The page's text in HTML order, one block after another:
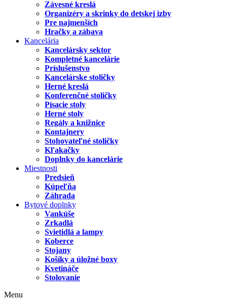
Závesné kreslá
Organizéry a skrinky do detskej izby
Pre najmenších
Hračky a zábava
Kancelária
Kancelársky sektor
Kompletné kancelárie
Príslušenstvo
Kancelárske stoličky
Herné kreslá
Konferenčné stoličky
Písacie stoly
Herné stoly
Regály a knižnice
Kontajnery
Stohovateľné stoličky
Kľakačky
Doplnky do kancelárie
Miestnosti
Predsieň
Kúpeľňa
Záhrada
Bytové doplnky
Vankúše
Zrkadlá
Svietidlá a lampy
Koberce
Stojany
Košíky a úložné boxy
Kvetináče
Stolovanie
Menu